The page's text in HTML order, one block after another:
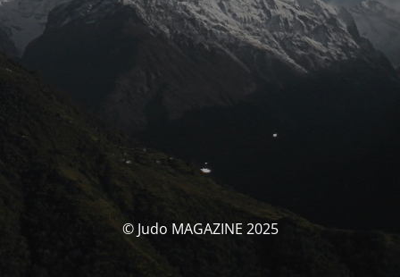
© Judo MAGAZINE 2025